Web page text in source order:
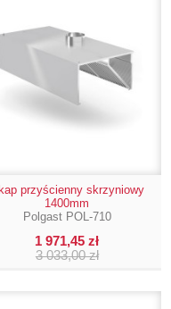
przyścienny skrzyniowy
1400mm
Polgast POL-710
1 971,45 zł
3 033,00 zł